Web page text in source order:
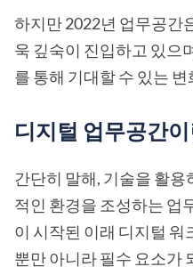
하지만 2022년 업무공간
욱 깊숙이 진입하고 있으
를 통해 기대할 수 있는
디지털 업무공간
간단히 말해, 기술을 활
적인 환경을 조성하는 업
이 시작된 이래 디지털
뿐만 아니라 필수 요소가